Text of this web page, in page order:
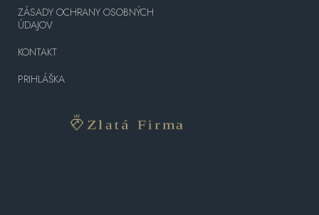
ZÁSADY OCHRANY OSOBNÝCH
ÚDAJOV
KONTAKT
PRIHLÁŠKA